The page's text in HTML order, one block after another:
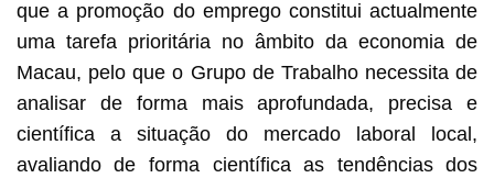
que a promoção do emprego constitui actualmente
uma tarefa prioritária no âmbito da economia de
Macau, pelo que o Grupo de Trabalho necessita de
analisar de forma mais aprofundada, precisa e
científica a situação do mercado laboral local,
avaliando de forma científica as tendências dos